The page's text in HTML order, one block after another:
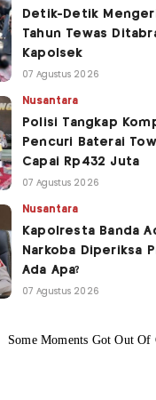
Detik-Detik
Tahun Tewas
Kapolsek
07 Agustus 2026
Nusantara
Polisi Tangkap
Pencuri Baterai
Capai Rp432 Juta
07 Agustus 2026
Nusantara
Kapolresta Banda
Narkoba Diperiksa
Ada Apa?
07 Agustus 2026